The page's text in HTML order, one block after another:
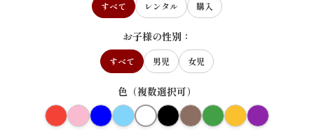
すべて レンタル 購入
お子様の性別：
すべて 男児 女児
色（複数選択可）